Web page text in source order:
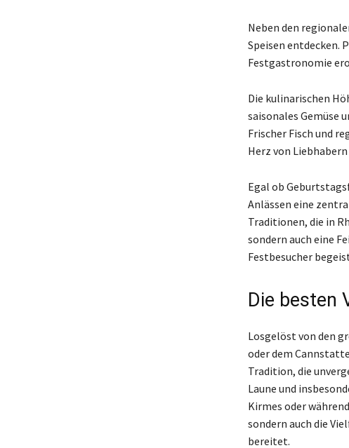
Neben den
Speisen entdecken.
Festgastronomie
Die kulinarischen
saisonales Gemüse
Frischer Fisch und
Herz von
Egal ob
Anlässen eine
Traditionen, die in
sondern auch eine
Festbesucher
Die besten
Losgelöst von den
oder dem
Tradition, die
Laune und
Kirmes oder
sondern auch die
bereitet.